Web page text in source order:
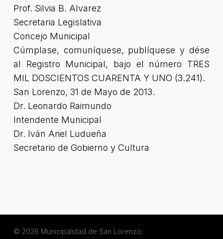
Prof. Silvia B. Alvarez
Secretaria Legislativa
Concejo Municipal
Cúmplase, comuníquese, publíquese y dése
al Registro Municipal, bajo el número TRES
MIL DOSCIENTOS CUARENTA Y UNO (3.241).
San Lorenzo, 31 de Mayo de 2013.
Dr. Leonardo Raimundo
Intendente Municipal
Dr. Iván Ariel Ludueña
Secretario de Gobierno y Cultura
© 2026 Municipalidad de San Lorenzo.